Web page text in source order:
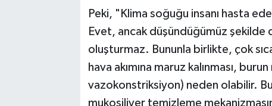
Peki, "Klima soğuğu insanı hasta
Evet, ancak düşündüğümüz şekilde
oluşturmaz. Bununla birlikte, çok
hava akımına maruz kalınması,
vazokonstriksiyon) neden olabilir. Bu
mukosiliyer temizleme